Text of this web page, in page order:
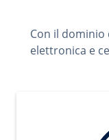
Con il dominio
elettronica e